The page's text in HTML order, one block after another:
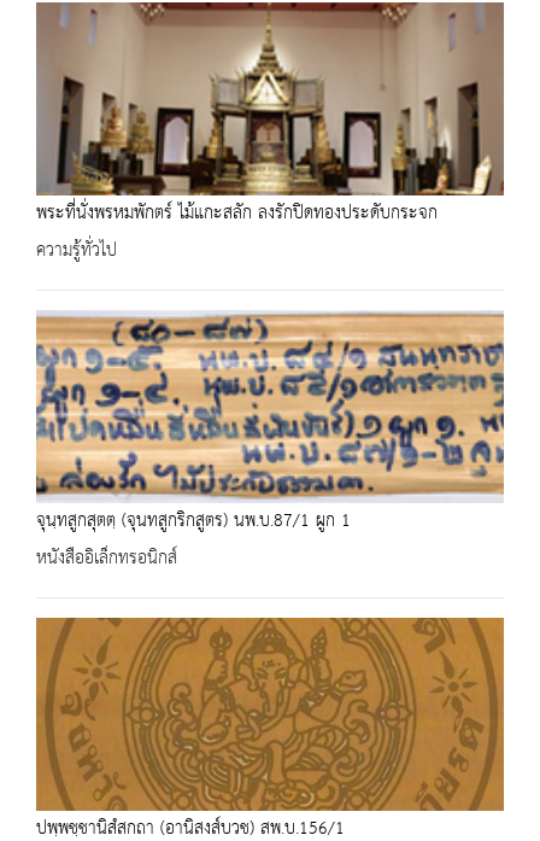
พระที่นั่งพรหมพักตร์ ไม้แกะสลัก ลงรักปิดทองประดับกระจก
ความรู้ทั่วไป
จุนฺทสูกสุตตฺ (จุนทสูกริกสูตร) นพ.บ.87/1 ผูก 1
หนังสืออิเล็กทรอนิกส์
ปพฺพชฺชานิสํสกถา (อานิสงส์บวช) สพ.บ.156/1